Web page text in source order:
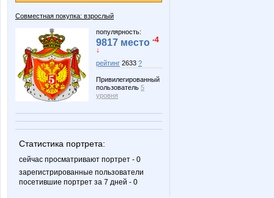
Совместная покупка: взрослый
популярность:
9817 место -4
↓
рейтинг 2633 ?
Привилегированный
пользователь 5
уровня
Статистика портрета:
сейчас просматривают портрет - 0
зарегистрированные пользователи
посетившие портрет за 7 дней - 0